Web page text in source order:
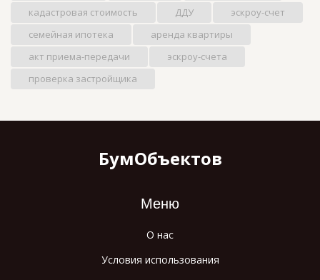
кадастровая стоимость
ДДУ
эскроу-счет
семейная ипотека
аренда квартиры
акт приема-передачи
эскроу-счета
проверка застройщика
БумОбъектов
Меню
О нас
Условия использования